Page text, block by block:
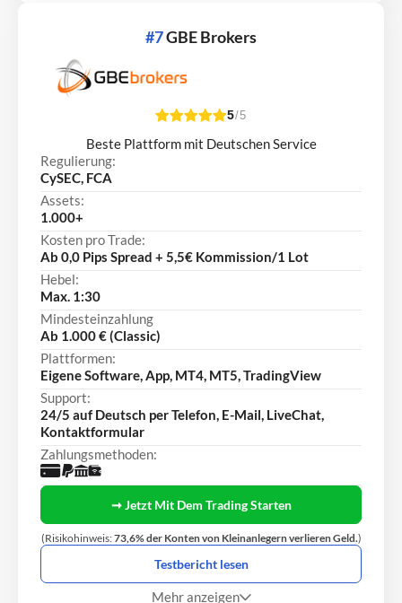
#7GBE Brokers
5/5
Beste Plattform mit Deutschen Service
Regulierung:
CySEC, FCA
Assets:
1.000+
Kosten pro Trade:
Ab 0,0 Pips Spread + 5,5€ Kommission/1 Lot
Hebel:
Max. 1:30
Mindesteinzahlung
Ab 1.000 € (Classic)
Plattformen:
Eigene Software, App, MT4, MT5, TradingView
Support:
24/5 auf Deutsch per Telefon, E-Mail, LiveChat,
Kontaktformular
Zahlungsmethoden:
➞ Jetzt Mit Dem Trading Starten
(Risikohinweis:73,6% der Konten von Kleinanlegern verlieren Geld.)
Testbericht lesen
Mehr anzeigen